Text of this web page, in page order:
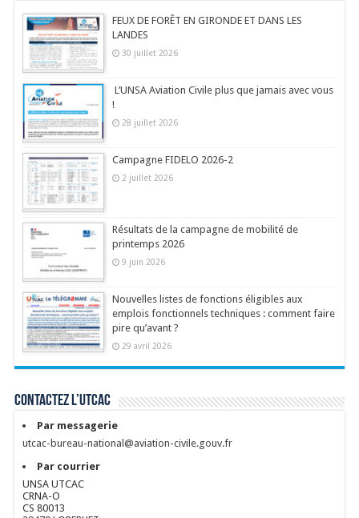
FEUX DE FORÊT EN GIRONDE ET DANS LES
LANDES
30 juillet 2026
L’UNSA Aviation Civile plus que jamais avec vous
!
28 juillet 2026
Campagne FIDELO 2026-2
2 juillet 2026
Résultats de la campagne de mobilité de
printemps 2026
9 juin 2026
Nouvelles listes de fonctions éligibles aux
emplois fonctionnels techniques : comment faire
pire qu’avant ?
29 avril 2026
Contactez l’UTCAC
Par messagerie
utcac-bureau-national@aviation-civile.gouv.fr
Par courrier
UNSA UTCAC
CRNA-O
CS 80013